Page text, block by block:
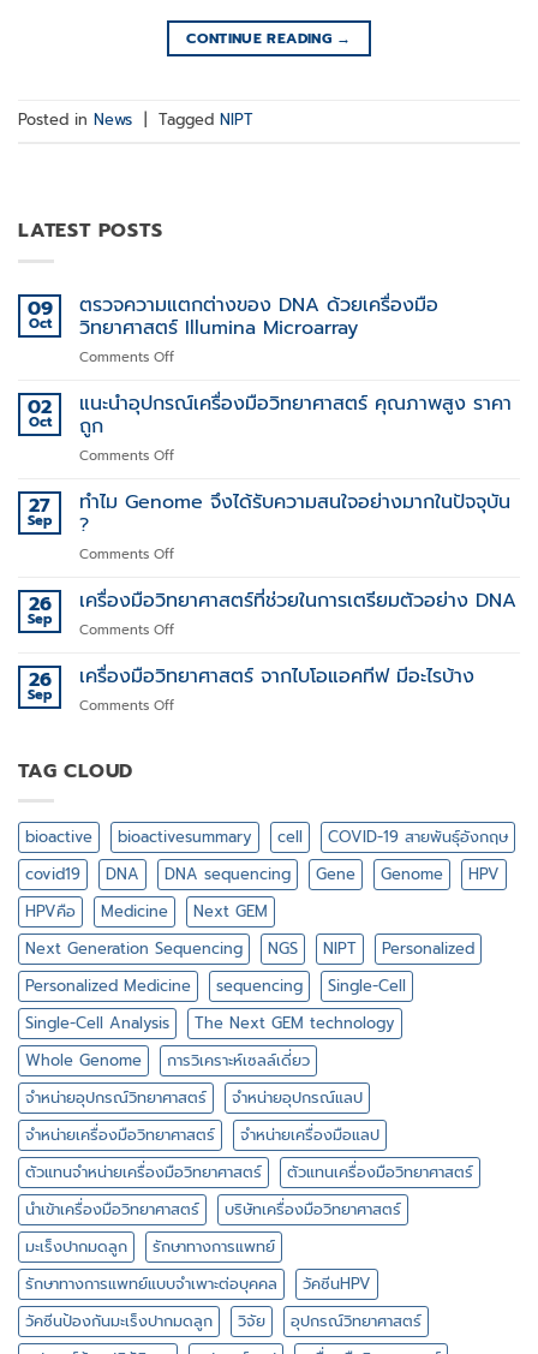
CONTINUE READING →
Posted in News Tagged NIPT
LATEST POSTS
09
Oct
ตรวจความแตกต่างของ DNA ด้วยเครื่องมือ
วิทยาศาสตร์ Illumina Microarray
Comments Offon
ความ
ของ
ด้วย
Microarray
02
Oct
แนะนำอุปกรณ์เครื่องมือวิทยาศาสตร์ คุณภาพสูง ราคา
ถูก
Comments Offon
อุปกรณ์
วิทยาศาสตร์
สูง
27
Sep
ทำไม Genome จึงได้รับความสนใจอย่างมากในปัจจุบัน
?
Comments Offon
Genome
ได้
ความ
สนใจ
26
Sep
เครื่องมือวิทยาศาสตร์ที่ช่วยในการเตรียมตัวอย่าง DNA
Comments Offon
มือ
ที่
ตัวอย่าง
DNA
26
Sep
เครื่องมือวิทยาศาสตร์ จากไบโอแอคทีฟ มีอะไรบ้าง
Comments Offon
โอ
แอ
คทีฟ
มี
อะไร
บ้าง
TAG CLOUD
bioactive bioactivesummary cell
COVID-19 สายพันธุ์อังกฤษ
covid19
DNA DNA sequencing Gene Genome
HPV
HPVคือ
Medicine
Next GEM
Next Generation Sequencing
NGS NIPT
Personalized
Personalized Medicine
sequencing
Single-Cell
Single-Cell Analysis
The Next GEM technology
Whole Genome
การวิเคราะห์เซลล์เดี่ยว
จำหน่ายอุปกรณ์วิทยาศาสตร์
จำหน่ายอุปกรณ์แลป
จำหน่ายเครื่องมือวิทยาศาสตร์
จำหน่ายเครื่องมือแลป
ตัวแทนจำหน่ายเครื่องมือวิทยาศาสตร์
ตัวแทนเครื่องมือวิทยาศาสตร์
นำเข้าเครื่องมือวิทยาศาสตร์
บริษัทเครื่องมือวิทยาศาสตร์
มะเร็งปากมดลูก
รักษาทางการแพทย์
รักษาทางการแพทย์แบบจำเพาะต่อบุคคล
วัคซีนHPV
วัคซีนป้องกันมะเร็งปากมดลูก
วิจัย
อุปกรณ์วิทยาศาสตร์